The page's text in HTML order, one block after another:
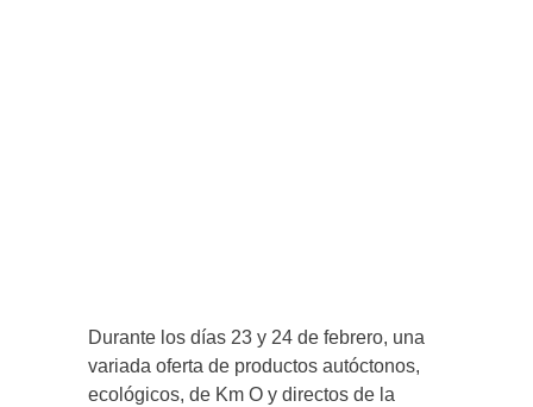
Durante los días 23 y 24 de febrero, una
variada oferta de productos autóctonos,
ecológicos, de Km O y directos de la